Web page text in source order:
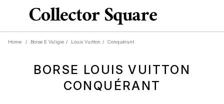
Home / Borse E Valigie / Louis Vuitton / Conquérant
BORSE LOUIS VUITTON
CONQUÉRANT